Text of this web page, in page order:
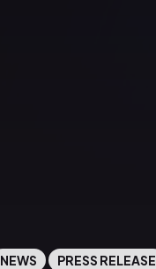
NEWS PRESS RELEASE